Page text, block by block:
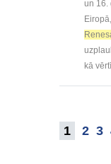
un 16.
kā
1 2 3